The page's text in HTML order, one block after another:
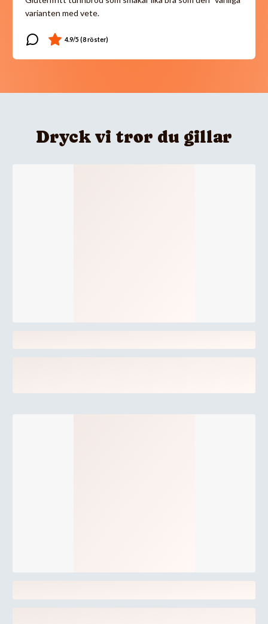
varianten med vete.
Dryck vi tror du gillar